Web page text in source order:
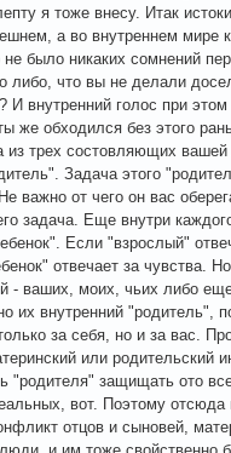
я тоже внесу. Итак
а во внутреннем мире
не было никаких сомнений
либо, что вы не делали
И внутренний голос при
же обходился без этого
из трех состовляющих
Задача этого
важно от чего он вас
задача. Еще внутри
Если "взрослый"
отвечает за чувства.
- ваших, моих, чьих либо
их внутренний "родитель",
за себя, но и за вас.
или родительский
"родителя" защищать ото
вот. Поэтому отсюда
отцов и сыновей,